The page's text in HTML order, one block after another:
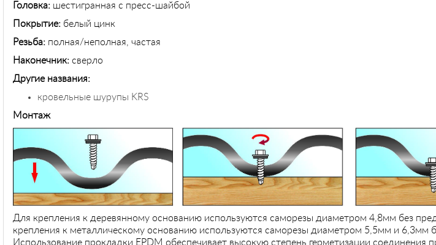
Головка: шестигранная с пресс-шайбой
Покрытие: белый цинк
Резьба: полная/неполная, частая
Наконечник: сверло
Другие названия:
кровельные шурупы KRS
Монтаж
Для крепления к деревянному основанию используются саморезы диаметром 4,8мм без
крепления к металлическому основанию используются саморезы диаметром 5,5мм и 6,3мм
Использование прокладки EPDM обеспечивает высокую степень герметизации